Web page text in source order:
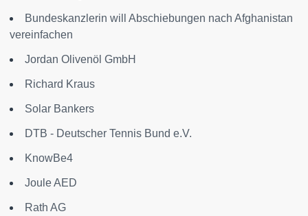
Bundeskanzlerin will Abschiebungen nach Afghanistan
vereinfachen
Jordan Olivenöl GmbH
Richard Kraus
Solar Bankers
DTB - Deutscher Tennis Bund e.V.
KnowBe4
Joule AED
Rath AG